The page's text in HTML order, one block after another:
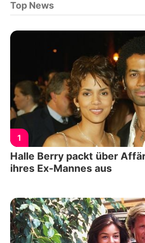
Top News
1
Halle Berry packt über
ihres Ex-Mannes aus